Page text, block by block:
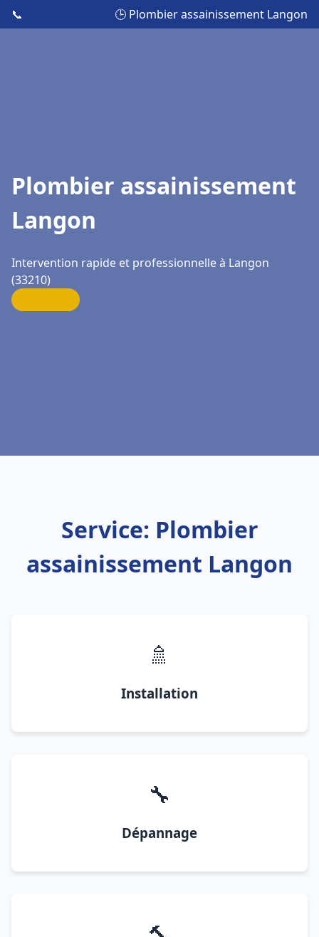
📞 🕒 Plombier assainissement Langon
Plombier assainissement
Langon
Intervention rapide et professionnelle à Langon
(33210)
Service: Plombier
assainissement Langon
🚿
Installation
🔧
Dépannage